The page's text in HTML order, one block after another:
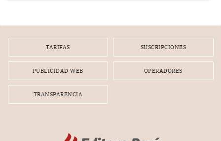
TARIFAS SUSCRIPCIONES
PUBLICIDAD WEB OPERADORES
TRANSPARENCIA